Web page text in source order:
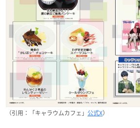
（引用：「キャラウムカフェ」 公式X）